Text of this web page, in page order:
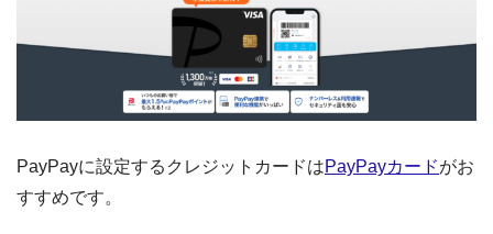
PayPayに設定するクレジットカードはPayPayカードがお
すすめです。